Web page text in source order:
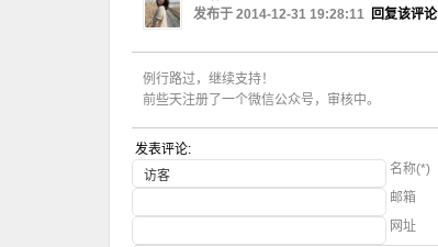
发布于 2014-12-31 19:28:11 回复该评论
例行路过，继续支持！
前些天注册了一个微信公众号，审核中。
发表评论:
名称(*)
邮箱
网址